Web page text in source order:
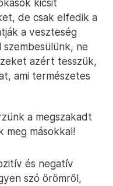
kicsit
de csak elfedik a
a veszteség
ne
azért tesszük,
ami természetes
a megszakadt
meg másokkal!
és negatív
szó örömről,